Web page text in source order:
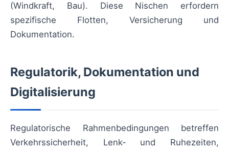
(Windkraft, Bau). Diese Nischen erfordern
spezifische Flotten, Versicherung und
Dokumentation.
Regulatorik, Dokumentation und
Digitalisierung
Regulatorische Rahmenbedingungen betreffen
Verkehrssicherheit, Lenk‑ und Ruhezeiten,